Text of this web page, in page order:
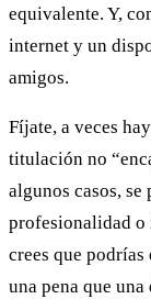
equivalente. Y,
internet y un
amigos.
Fíjate, a veces
titulación no
algunos casos,
profesionalidad o
crees que podrías
una pena que